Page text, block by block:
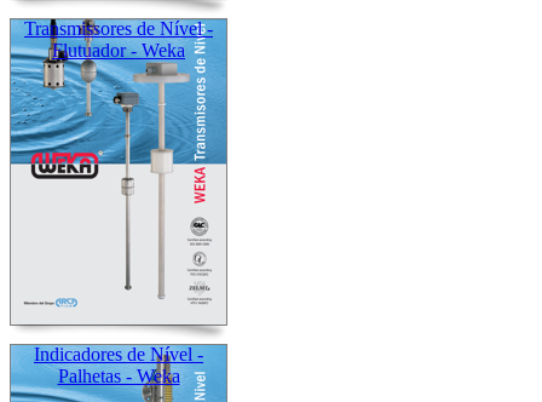
Transmissores de Nível -
Flutuador - Weka
Indicadores de Nível -
Palhetas - Weka